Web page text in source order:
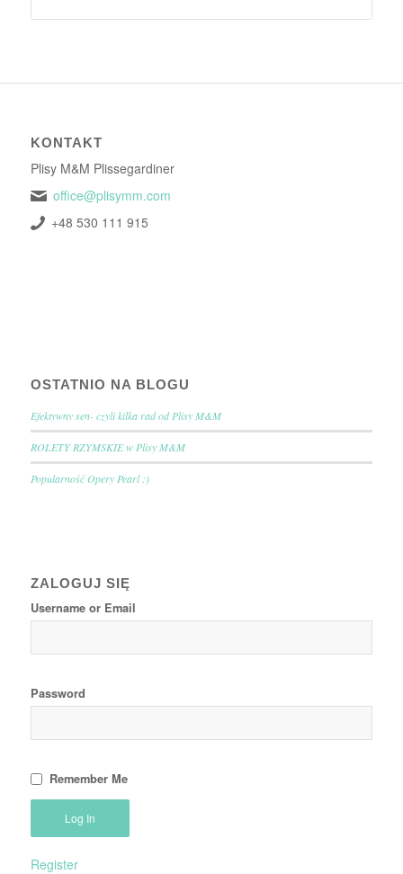
KONTAKT
Plisy M&M Plissegardiner
office@plisymm.com
+48 530 111 915
OSTATNIO NA BLOGU
Efektywny sen- czyli kilka rad od Plisy M&M
ROLETY RZYMSKIE w Plisy M&M
Popularność Opery Pearl :)
ZALOGUJ SIĘ
Username or Email
Password
Remember Me
Register